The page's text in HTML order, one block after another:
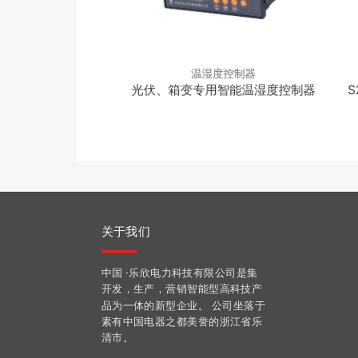
温湿度控制器
光伏、箱变专用智能温湿度控制器
关于我们
中国 ·乐欣电力科技有限公司是集
开发，生产，营销智能型高科技产
品为一体的新型企业。 公司坐落于
素有中国电器之都美誉的浙江省乐
清市。